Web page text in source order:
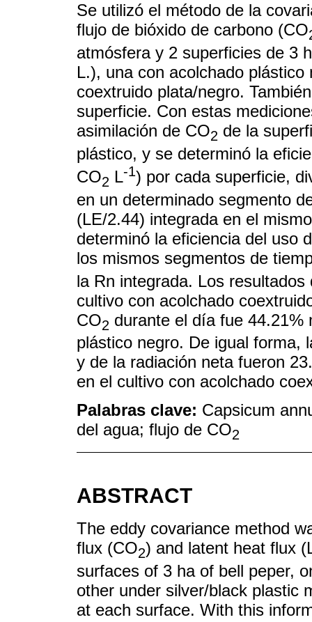
Se utilizó el método de la
flujo de bióxido de carbono (CO
atmósfera y 2 superficies de 3
L.), una con acolchado
coextruido plata/negro.
superficie. Con estas
asimilación de CO2 de la
plástico, y se determinó la
CO2 L-1) por cada superficie,
en un determinado segmento
(LE/2.44) integrada en el
determinó la eficiencia del uso
los mismos segmentos de
la Rn integrada. Los
cultivo con acolchado
CO2 durante el día fue 44.21%
plástico negro. De igual forma,
y de la radiación neta fueron
en el cultivo con acolchado
Palabras clave: Capsicum
del agua; flujo de CO2
ABSTRACT
The eddy covariance method
flux (CO2) and latent heat flux
surfaces of 3 ha of bell peper,
other under silver/black plastic
at each surface. With this